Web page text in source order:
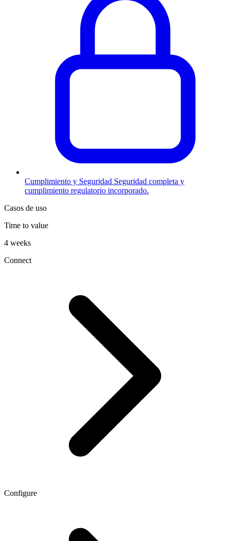
Cumplimiento y Seguridad Seguridad completa y
cumplimiento regulatorio incorporado.
Casos de uso
Time to value
4 weeks
Connect
Configure